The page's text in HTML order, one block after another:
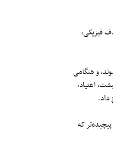
فیزیکی،
و هنگامی
اعتیاد،
داد.
که